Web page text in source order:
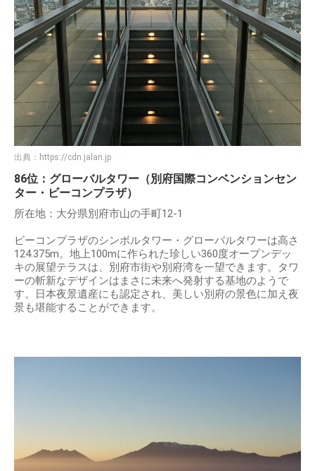
出典： https://cdn.jalan.jp
86位：グローバルタワー（別府国際コンベンションセン
ター・ビーコンプラザ）
所在地：大分県別府市山の手町12-1
ビーコンプラザのシンボルタワー・グローバルタワーは高さ
124.375m。地上100mに作られた珍しい360度オープンデッ
キの展望テラスは、別府市街や別府湾を一望できます。タワ
ーの斬新なデザインはまさに未来へ発射する基地のようで
す。日本夜景遺産にも認定され、美しい別府の景色に加え夜
景も堪能することができます。